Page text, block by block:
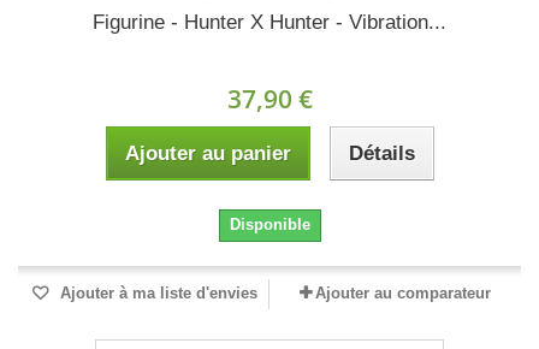
Figurine - Hunter X Hunter - Vibration...
37,90 €
Ajouter au panier Détails
Disponible
Ajouter à ma liste d'envies Ajouter au comparateur